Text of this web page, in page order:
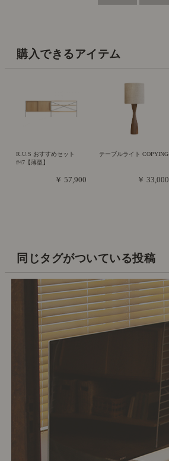
購入できるアイテム
R.U.S おすすめセット
#47【薄型】
￥ 57,900
テーブルライト COPYING
￥ 33,000
同じタグがついている投稿